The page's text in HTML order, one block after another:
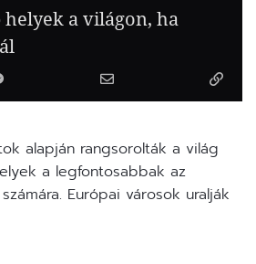
helyek a világon, ha
alapján rangsorolták a világ
a legfontosabbak az
Európai városok uralják